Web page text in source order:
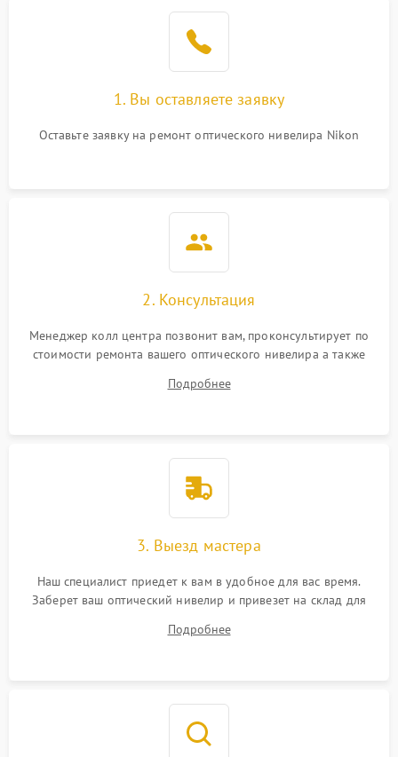
1. Вы оставляете заявку
Оставьте заявку на ремонт оптического нивелира Nikon
2. Консультация
Менеджер колл центра позвонит вам, проконсультирует по
стоимости ремонта вашего оптического нивелира а также
Подробнее
3. Выезд мастера
Наш специалист приедет к вам в удобное для вас время.
Заберет ваш оптический нивелир и привезет на склад для
Подробнее